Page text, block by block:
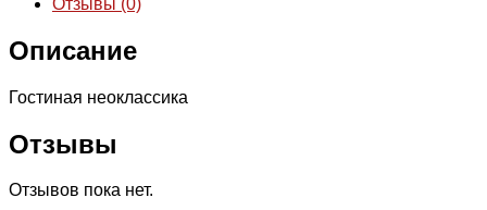
Описание
Гостиная неоклассика
Отзывы
Отзывов пока нет.